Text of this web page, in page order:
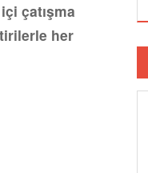
çatışma
her